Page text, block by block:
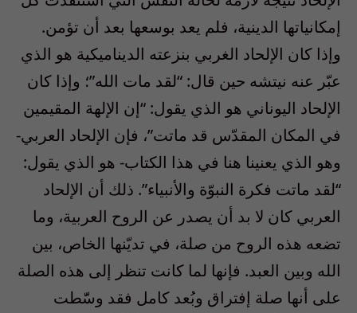
إمكانياتها الدينية، فلم يعد بوسعها بعد أن تؤمن.
وإذا كان الإلحاد الغربي بنزعته الديناميكية هو الذي
عبّر عنه نيتشه حين قال: “لقد مات الله”؛ وإذا كان
الإلحاد اليوناني هو الذي يقول: “إن الإلهة المقيمين
في المكان المقدّس قد ماتت”، فإن الإلحاد العربي-
وهو الذي يعنينا هنا في هذا الكتاب- هو الذي يقول:
“لقد ماتت فكرة النبوّة والأنبياء”. ذلك أن الإلحاد
العربي كان لا بد أن يصدر عن الروح العربية، وما
تضعه هذه الروح من صلة، في تديّنها الخاص، بين
الله وبين العبد. فإنها لما كانت تنظر إلى هذه الصلة
على أنها صلة إفتراق وبُعد كامل فقد وسّّطت